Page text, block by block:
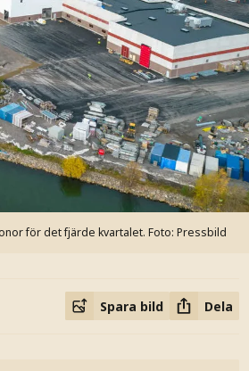
för det fjärde kvartalet. Foto: Pressbild
Spara bild Dela